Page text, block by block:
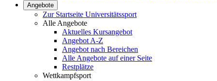
Angebote
Zur Startseite Universitätssport
Alle Angebote
Aktuelles Kursangebot
Angebot A-Z
Angebot nach Bereichen
Alle Angebote auf einer Seite
Restplätze
Wettkampfsport